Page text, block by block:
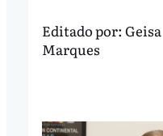
Editado por: Geisa
Marques